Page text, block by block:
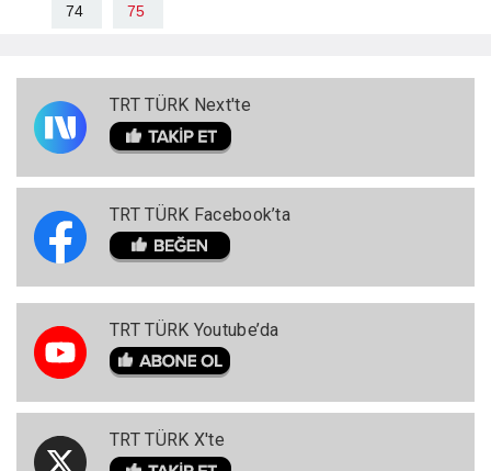
74 75
TRT TÜRK Next'te
TRT TÜRK Facebook’ta
TRT TÜRK Youtube’da
TRT TÜRK X'te